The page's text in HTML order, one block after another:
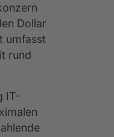
Dollar
umfasst
rund
IT-